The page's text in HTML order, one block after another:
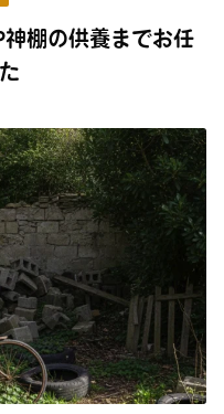
神棚の供養までお任